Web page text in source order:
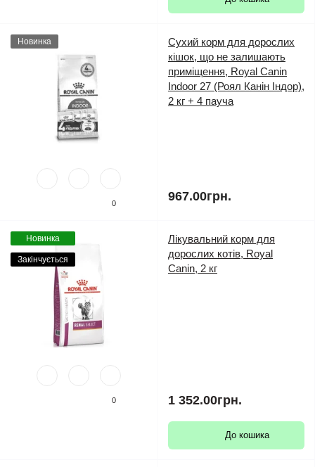
Новинка
0
Сухий корм для дорослих
кішок, що не залишають
приміщення, Royal Canin
Indoor 27 (Роял Канін Індор),
2 кг + 4 пауча
967.00грн.
Новинка
Закінчується
0
Лікувальний корм для
дорослих котів, Royal
Canin, 2 кг
1 352.00грн.
До кошика